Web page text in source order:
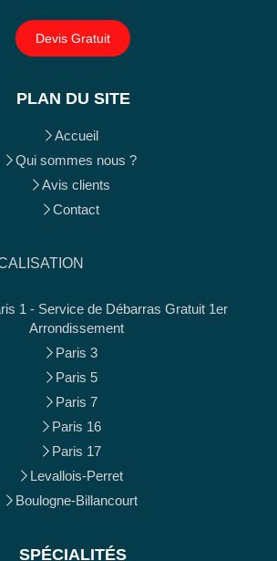
Devis Gratuit
PLAN DU SITE
Accueil
Qui sommes nous ?
Avis clients
Contact
1 - Service de Débarras Gratuit 1er
Arrondissement
Paris 3
Paris 5
Paris 7
Paris 16
Paris 17
Levallois-Perret
Boulogne-Billancourt
SPÉCIALITÉS